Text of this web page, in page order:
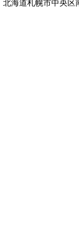
北海道札幌市中央